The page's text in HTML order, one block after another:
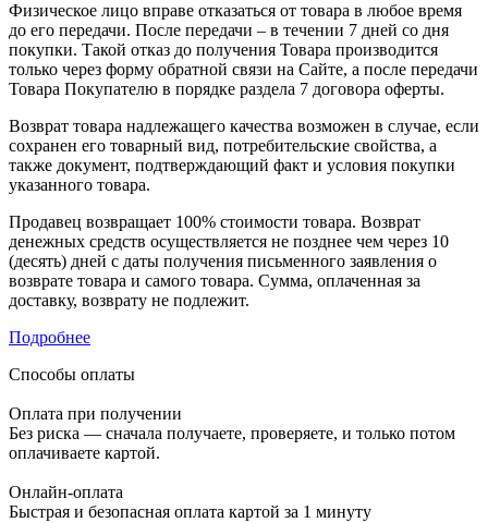
Физическое лицо вправе отказаться от товара в любое время
до его передачи. После передачи – в течении 7 дней со дня
покупки. Такой отказ до получения Товара производится
только через форму обратной связи на Сайте, а после передачи
Товара Покупателю в порядке раздела 7 договора оферты.
Возврат товара надлежащего качества возможен в случае, если
сохранен его товарный вид, потребительские свойства, а
также документ, подтверждающий факт и условия покупки
указанного товара.
Продавец возвращает 100% стоимости товара. Возврат
денежных средств осуществляется не позднее чем через 10
(десять) дней с даты получения письменного заявления о
возврате товара и самого товара. Сумма, оплаченная за
доставку, возврату не подлежит.
Подробнее
Способы оплаты
Оплата при получении
Без риска — сначала получаете, проверяете, и только потом
оплачиваете картой.
Онлайн-оплата
Быстрая и безопасная оплата картой за 1 минуту